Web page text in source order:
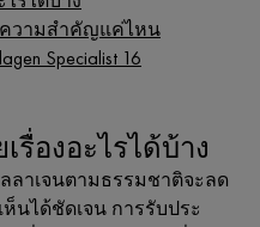
วามสำคัญแค่ไหน
Specialist 16
รื่องอะไรได้บ้าง
ลาเจนตามธรรมชาติจะลด
ได้ชัดเจน การรับประ